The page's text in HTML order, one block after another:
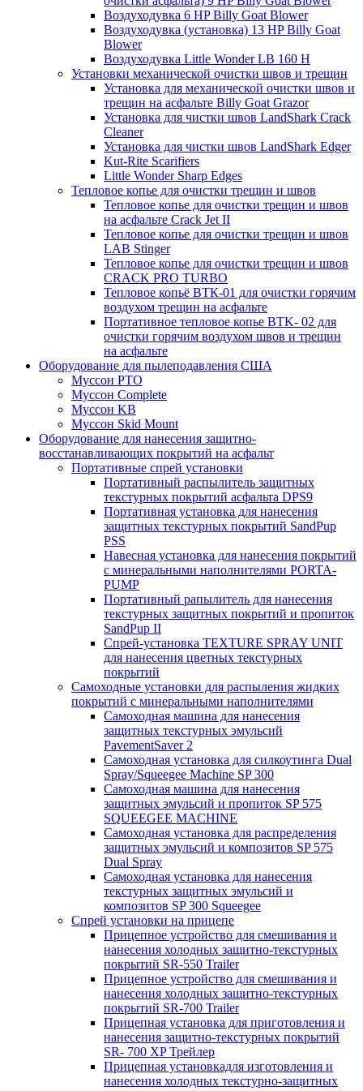
Воздуходувка 6 HP Billy Goat Blower
Воздуходувка (установка) 13 HP Billy Goat
Blower
Воздуходувка Little Wonder LB 160 H
Установки механической очистки швов и трещин
Установка для механической очистки швов и
трещин на асфальте Billy Goat Grazor
Установка для чистки швов LandShark Crack
Cleaner
Установка для чистки швов LandShark Edger
Kut-Rite Scarifiers
Little Wonder Sharp Edges
Тепловое копье для очистки трещин и швов
Тепловое копье для очистки трещин и швов
на асфальте Crack Jet II
Тепловое копье для очистки трещин и швов
LAB Stinger
Тепловое копье для очистки трещин и швов
CRACK PRO TURBO
Тепловое копьё ВТК-01 для очистки горячим
воздухом трещин на асфальте
Портативное тепловое копье BTK- 02 для
очистки горячим воздухом швов и трещин
на асфальте
Оборудование для пылеподавления США
Муссон PTO
Муссон Complete
Муссон KB
Муссон Skid Mount
Оборудование для нанесения защитно-
восстанавливающих покрытий на асфальт
Портативные спрей установки
Портативный распылитель защитных
текстурных покрытий асфальта DPS9
Портативная установка для нанесения
защитных текстурных покрытий SandPup
PSS
Навесная установка для нанесения покрытий
с минеральными наполнителями PORTA-
PUMP
Портативный рапылитель для нанесения
текстурных защитных покрытий и пропиток
SandPup II
Спрей-установка TEXTURE SPRAY UNIT
для нанесения цветных текстурных
покрытий
Самоходные установки для распыления жидких
покрытий с минеральными наполнителями
Самоходная машина для нанесения
защитных текстурных эмульсий
PavementSaver 2
Самоходная установка для силкоутинга Dual
Spray/Squeegee Machine SP 300
Самоходная машина для нанесения
защитных эмульсий и пропиток SP 575
SQUEEGEE MACHINE
Самоходная установка для распределения
защитных эмульсий и композитов SP 575
Dual Spray
Самоходная установка для нанесения
текстурных защитных эмульсий и
композитов SP 300 Squeegee
Спрей установки на прицепе
Прицепное устройство для смешивания и
нанесения холодных защитно-текстурных
покрытий SR-550 Trailer
Прицепное устройство для смешивания и
нанесения холодных защитно-текстурных
покрытий SR-700 Trailer
Прицепная установка для приготовления и
нанесения защитно-текстурных покрытий
SR- 700 XP Трейлер
Прицепная установкадля изготовления и
нанесения холодных текстурно-защитных